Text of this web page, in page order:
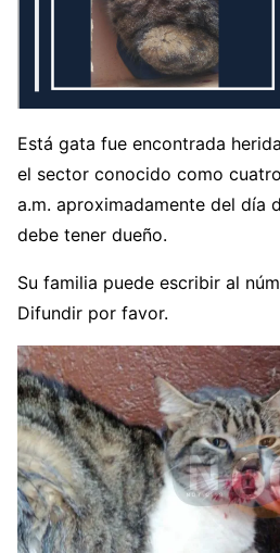
Está gata fue encontrada
el sector conocido como
a.m. aproximadamente del día
debe tener dueño.
Su familia puede escribir al
Difundir por favor.